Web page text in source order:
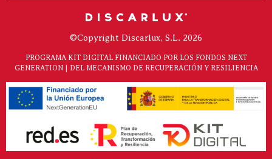
©Copyright Discarlux, S.L. 2026
PROGRAMA KIT DIGITAL FINANCIADO POR LOS FONDOS NEXT
GENERATION | DEL MECANISMO DE RECUPERACIÓN Y RESILIENCIA